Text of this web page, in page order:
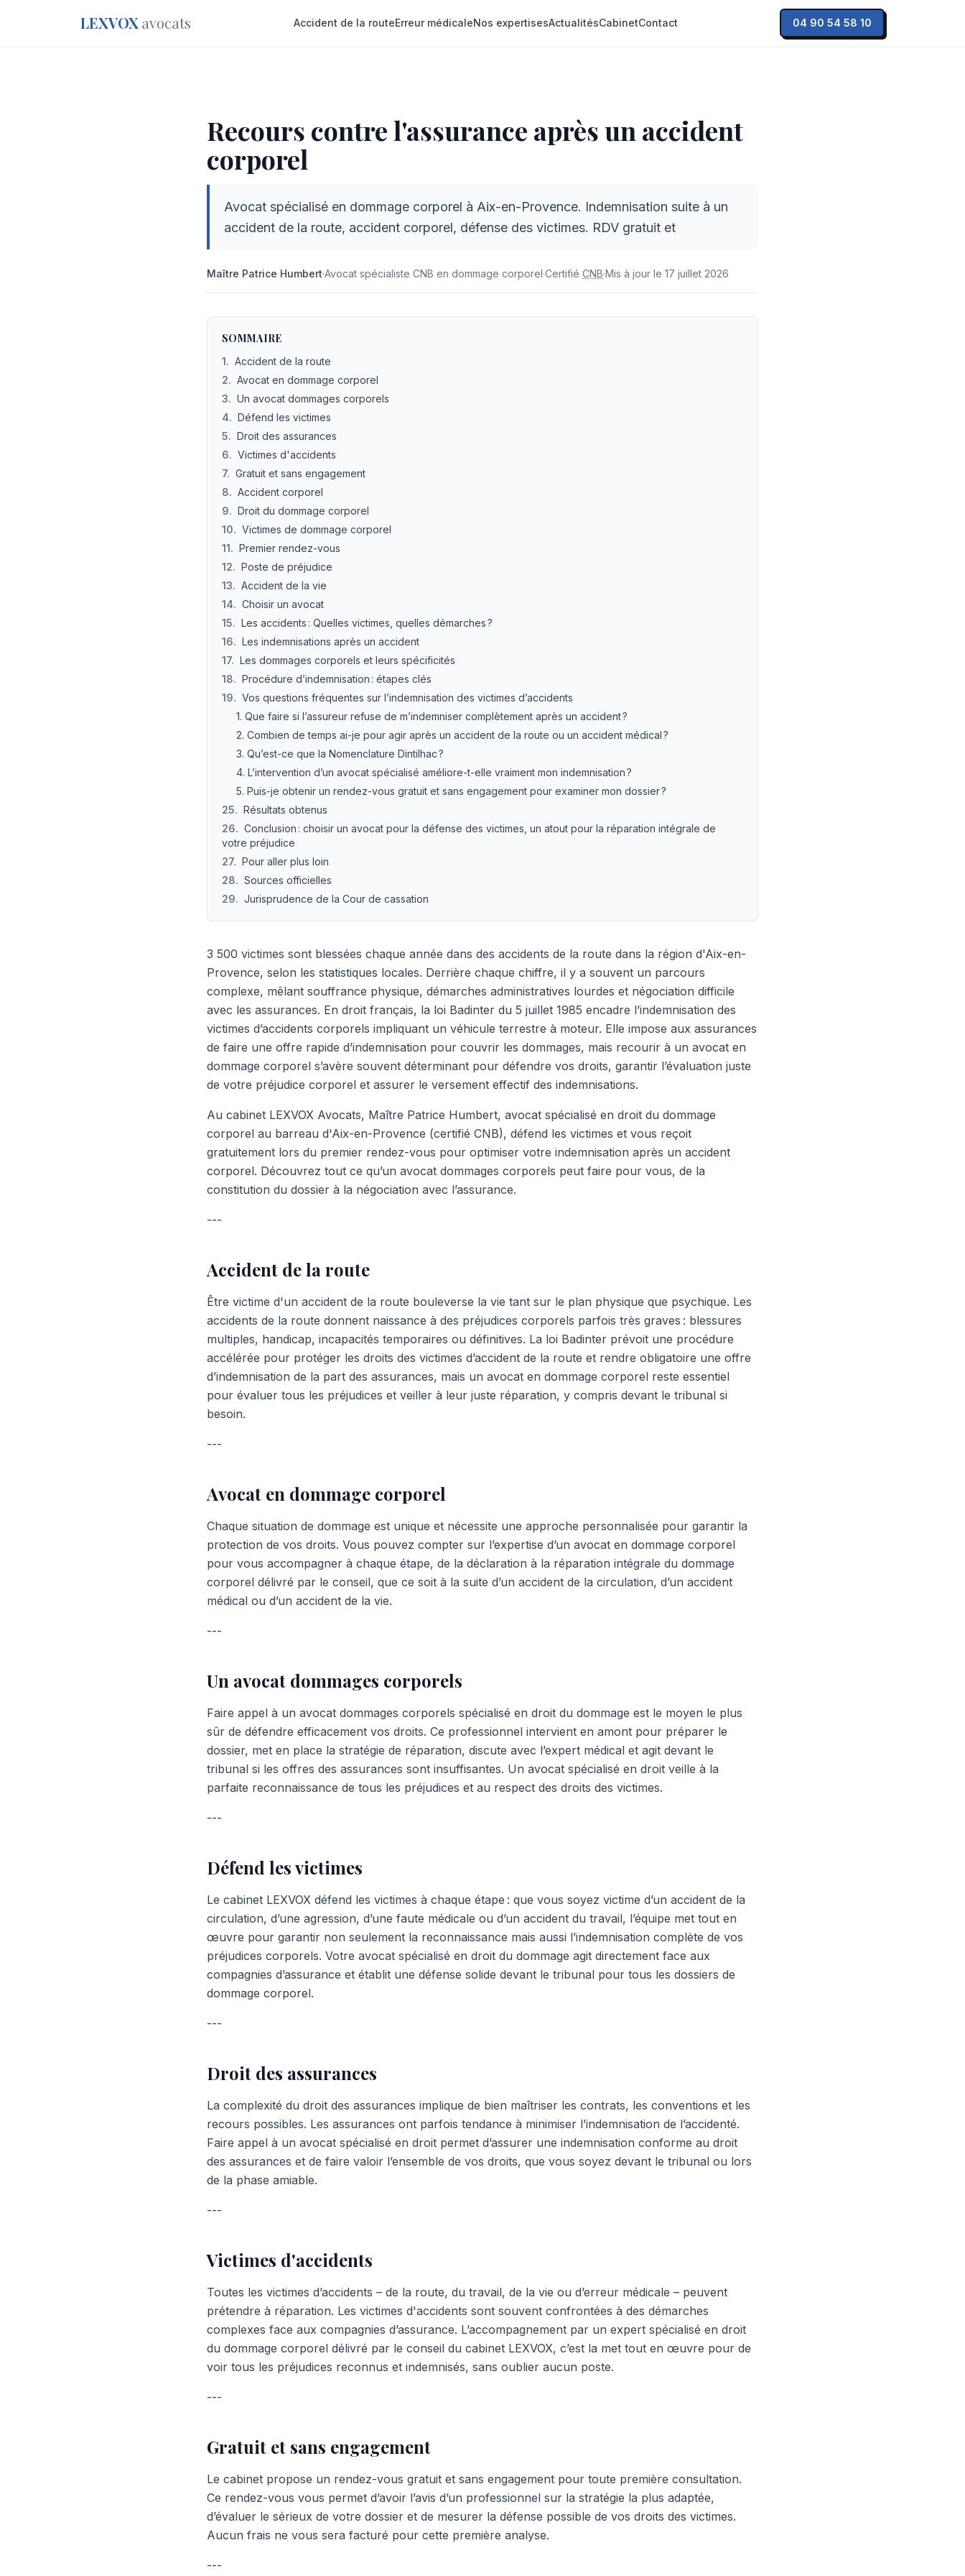
LEXVOX avocats Accident de la routeErreur médicaleNos expertisesActualitésCabinetContact 04 90 54 58 10
Recours contre l'assurance après un accident
corporel
Avocat spécialisé en dommage corporel à Aix-en-Provence. Indemnisation suite à un
accident de la route, accident corporel, défense des victimes. RDV gratuit et
Maître Maître
Patrice Humbert·Avocat spécialiste CNB en dommage corporel·Certifié CNB·Mis à jour le 17 juillet 2026
SOMMAIRE
1. Accident de la route
2. Avocat en dommage corporel
3. Un avocat dommages corporels
4. Défend les victimes
5. Droit des assurances
6. Victimes d'accidents
7. Gratuit et sans engagement
8. Accident corporel
9. Droit du dommage corporel
10. Victimes de dommage corporel
11. Premier rendez-vous
12. Poste de préjudice
13. Accident de la vie
14. Choisir un avocat
15. Les accidents : Quelles victimes, quelles démarches ?
16. Les indemnisations après un accident
17. Les dommages corporels et leurs spécificités
18. Procédure d’indemnisation : étapes clés
19. Vos questions fréquentes sur l’indemnisation des victimes d’accidents
1. Que faire si l’assureur refuse de m’indemniser complètement après un accident ?
2. Combien de temps ai-je pour agir après un accident de la route ou un accident médical ?
3. Qu’est-ce que la Nomenclature Dintilhac ?
4. L’intervention d’un avocat spécialisé améliore-t-elle vraiment mon indemnisation ?
5. Puis-je obtenir un rendez-vous gratuit et sans engagement pour examiner mon dossier ?
25. Résultats obtenus
26. Conclusion : choisir un avocat pour la défense des victimes, un atout pour la réparation intégrale de
votre préjudice
27. Pour aller plus loin
28. Sources officielles
29. Jurisprudence de la Cour de cassation
3 500 victimes sont blessées chaque année dans des accidents de la route dans la région d'Aix-en-
Provence, selon les statistiques locales. Derrière chaque chiffre, il y a souvent un parcours
complexe, mêlant souffrance physique, démarches administratives lourdes et négociation difficile
avec les assurances. En droit français, la loi Badinter du 5 juillet 1985 encadre l’indemnisation des
victimes d’accidents corporels impliquant un véhicule terrestre à moteur. Elle impose aux assurances
de faire une offre rapide d’indemnisation pour couvrir les dommages, mais recourir à un avocat en
dommage corporel s’avère souvent déterminant pour défendre vos droits, garantir l’évaluation juste
de votre préjudice corporel et assurer le versement effectif des indemnisations.
Au cabinet LEXVOX Avocats, Maître Patrice Humbert, avocat spécialisé en droit du dommage
corporel au barreau d'Aix-en-Provence (certifié CNB), défend les victimes et vous reçoit
gratuitement lors du premier rendez-vous pour optimiser votre indemnisation après un accident
corporel. Découvrez tout ce qu’un avocat dommages corporels peut faire pour vous, de la
constitution du dossier à la négociation avec l’assurance.
---
Accident de la route
Être victime d'un accident de la route bouleverse la vie tant sur le plan physique que psychique. Les
accidents de la route donnent naissance à des préjudices corporels parfois très graves : blessures
multiples, handicap, incapacités temporaires ou définitives. La loi Badinter prévoit une procédure
accélérée pour protéger les droits des victimes d’accident de la route et rendre obligatoire une offre
d’indemnisation de la part des assurances, mais un avocat en dommage corporel reste essentiel
pour évaluer tous les préjudices et veiller à leur juste réparation, y compris devant le tribunal si
besoin.
---
Avocat en dommage corporel
Chaque situation de dommage est unique et nécessite une approche personnalisée pour garantir la
protection de vos droits. Vous pouvez compter sur l’expertise d’un avocat en dommage corporel
pour vous accompagner à chaque étape, de la déclaration à la réparation intégrale du dommage
corporel délivré par le conseil, que ce soit à la suite d’un accident de la circulation, d’un accident
médical ou d’un accident de la vie.
---
Un avocat dommages corporels
Faire appel à un avocat dommages corporels spécialisé en droit du dommage est le moyen le plus
sûr de défendre efficacement vos droits. Ce professionnel intervient en amont pour préparer le
dossier, met en place la stratégie de réparation, discute avec l’expert médical et agit devant le
tribunal si les offres des assurances sont insuffisantes. Un avocat spécialisé en droit veille à la
parfaite reconnaissance de tous les préjudices et au respect des droits des victimes.
---
Défend les victimes
Le cabinet LEXVOX défend les victimes à chaque étape : que vous soyez victime d’un accident de la
circulation, d’une agression, d’une faute médicale ou d’un accident du travail, l’équipe met tout en
œuvre pour garantir non seulement la reconnaissance mais aussi l’indemnisation complète de vos
préjudices corporels. Votre avocat spécialisé en droit du dommage agit directement face aux
compagnies d’assurance et établit une défense solide devant le tribunal pour tous les dossiers de
dommage corporel.
---
Droit des assurances
La complexité du droit des assurances implique de bien maîtriser les contrats, les conventions et les
recours possibles. Les assurances ont parfois tendance à minimiser l’indemnisation de l’accidenté.
Faire appel à un avocat spécialisé en droit permet d’assurer une indemnisation conforme au droit
des assurances et de faire valoir l’ensemble de vos droits, que vous soyez devant le tribunal ou lors
de la phase amiable.
---
Victimes d'accidents
Toutes les victimes d’accidents – de la route, du travail, de la vie ou d’erreur médicale – peuvent
prétendre à réparation. Les victimes d'accidents sont souvent confrontées à des démarches
complexes face aux compagnies d’assurance. L’accompagnement par un expert spécialisé en droit
du dommage corporel délivré par le conseil du cabinet LEXVOX, c’est la met tout en œuvre pour de
voir tous les préjudices reconnus et indemnisés, sans oublier aucun poste.
---
Gratuit et sans engagement
Le cabinet propose un rendez-vous gratuit et sans engagement pour toute première consultation.
Ce rendez-vous vous permet d’avoir l’avis d’un professionnel sur la stratégie la plus adaptée,
d’évaluer le sérieux de votre dossier et de mesurer la défense possible de vos droits des victimes.
Aucun frais ne vous sera facturé pour cette première analyse.
---